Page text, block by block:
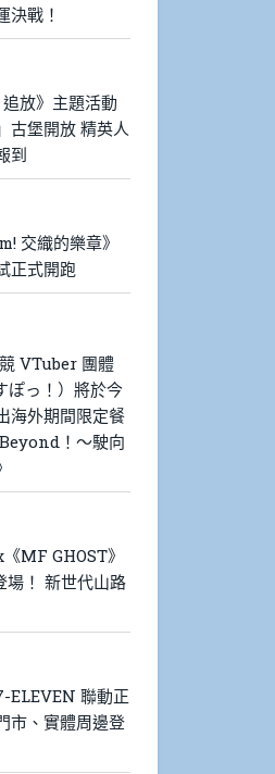
決戰！
追放》主題活動
古堡開放 精英人
到
交織的樂章》
正式開跑
VTuber 團體
ぽっ！）將於今
海外期間限定餐
！～駛向
MF GHOST》
場！ 新世代山路
ELEVEN 聯動正
市、實體周邊登